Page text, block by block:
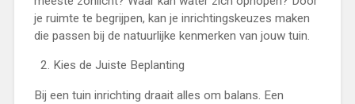
je ruimte te begrijpen, kan je inrichtingskeuzes maken
die passen bij de natuurlijke kenmerken van jouw tuin.
Kies de Juiste Beplanting
Bij een tuin inrichting draait alles om balans. Een